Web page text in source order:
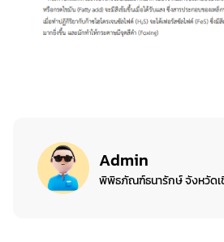
Admin
พิพิธภัณฑ์ธนารักษ์ จังหวัดเ